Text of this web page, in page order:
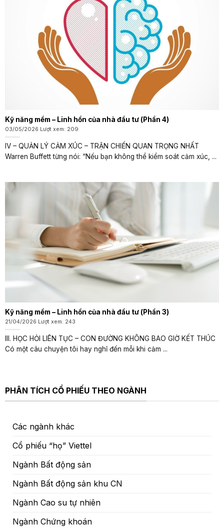
Kỹ năng mềm – Linh hồn của nhà đầu tư (Phần 4)
03/05/2026 Lượt xem: 209
IV – QUẢN LÝ CẢM XÚC – TRẬN CHIẾN QUAN TRỌNG NHẤT
Warren Buffett từng nói: “Nếu bạn không thể kiểm soát cảm xúc, ...
Kỹ năng mềm – Linh hồn của nhà đầu tư (Phần 3)
21/04/2026 Lượt xem: 243
III. HỌC HỎI LIÊN TỤC – CON ĐƯỜNG KHÔNG BAO GIỜ KẾT THÚC
Có một câu chuyện tôi hay nghĩ đến mỗi khi cảm ...
PHÂN TÍCH CỔ PHIẾU THEO NGÀNH
Các ngành khác
Cổ phiếu “họ” Viettel
Ngành Bất động sản
Ngành Bất động sản khu CN
Ngành Cao su tự nhiên
Ngành Chứng khoán